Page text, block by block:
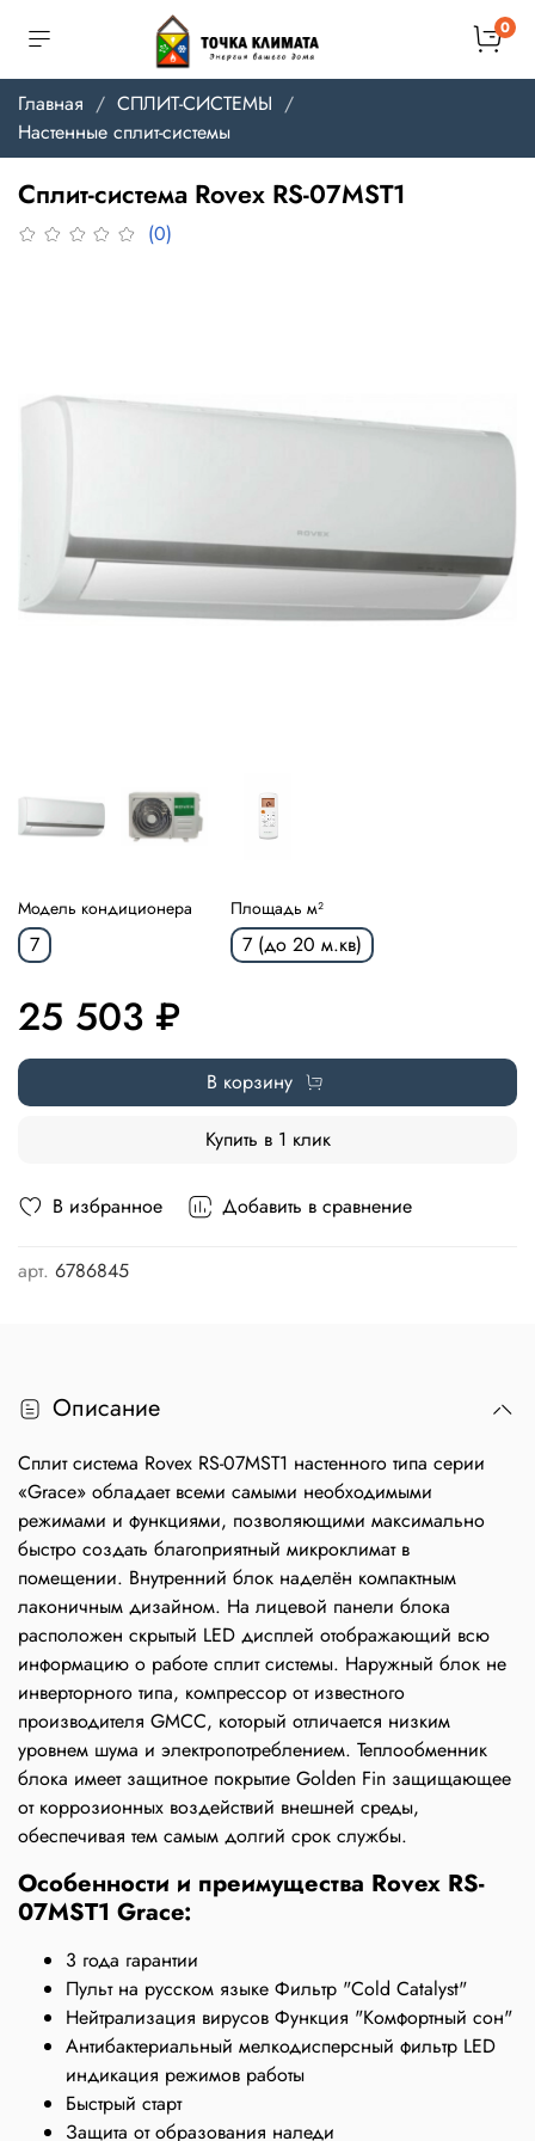
0
Главная
СПЛИТ-СИСТЕМЫ
Настенные сплит-системы
Сплит-система Rovex RS-07MST1
(0)
В избранное Добавить в сравнение
арт. 6786845
Модель кондиционера
7
Площадь м²
7 (до 20 м.кв)
25 503 ₽
В корзину
Купить в 1 клик
Описание
Сплит система Rovex RS-07MST1 настенного типа серии
«Grace» обладает всеми самыми необходимыми
режимами и функциями, позволяющими максимально
быстро создать благоприятный микроклимат в
помещении. Внутренний блок наделён компактным
лаконичным дизайном. На лицевой панели блока
расположен скрытый LED дисплей отображающий всю
информацию о работе сплит системы. Наружный блок не
инверторного типа, компрессор от известного
производителя GMCC, который отличается низким
уровнем шума и электропотреблением. Теплообменник
блока имеет защитное покрытие Golden Fin защищающее
от коррозионных воздействий внешней среды,
обеспечивая тем самым долгий срок службы.
Особенности и преимущества Rovex RS-
07MST1 Grace:
3 года гарантии
Пульт на русском языке Фильтр "Cold Catalyst"
Нейтрализация вирусов Функция "Комфортный сон"
Антибактериальный мелкодисперсный фильтр LED
индикация режимов работы
Быстрый старт
Защита от образования наледи